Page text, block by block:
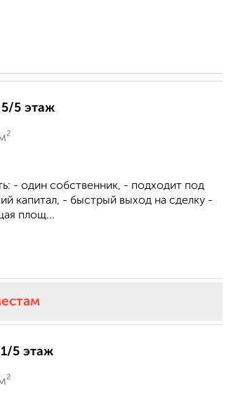
5/5 этаж
- один собственник, - подходит под
капитал, - быстрый выход на сделку -
площ...
5 этаж